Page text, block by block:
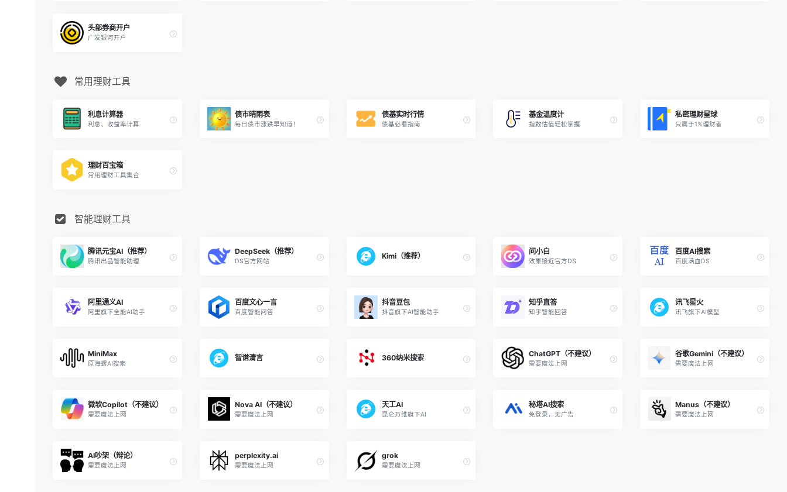
头部券商开户
广发银河开户
常用理财工具
利息计算器
利息、收益率计算
债市晴雨表
每日债市涨跌早知道！
债基实时行情
债基必看指南
基金温度计
指数估值轻松掌握
私密理财星球
只属于1%理财者
理财百宝箱
常用理财工具集合
智能理财工具
腾讯元宝AI（推荐）
腾讯出品智能助理
DeepSeek（推荐）
DS官方网站
Kimi（推荐） 问小白
效果接近官方DS
百度AI搜索
百度满血DS
阿里通义AI
阿里旗下全能AI助手
百度文心一言
百度智能问答
抖音豆包
抖音旗下AI智能助手
知乎直答
知乎智能回答
讯飞星火
讯飞旗下AI模型
MiniMax
原海螺AI搜索
智谱清言 360纳米搜索 ChatGPT（不建议）
需要魔法上网
谷歌Gemini（不建议）
需要魔法上网
微软Copilot（不建议）
需要魔法上网
Nova AI（不建议）
需要魔法上网
天工AI
昆仑万维旗下AI
秘塔AI搜索
免登录，无广告
Manus（不建议）
需要魔法上网
AI吵架（辩论）
需要魔法上网
perplexity.ai
需要魔法上网
grok
需要魔法上网